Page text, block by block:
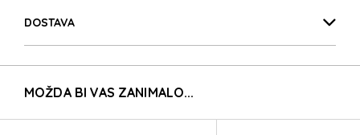
DOSTAVA
MOŽDA BI VAS ZANIMALO...